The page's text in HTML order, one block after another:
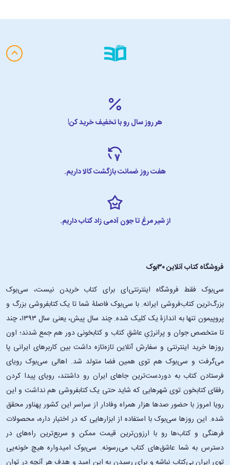
هر روز سال رو با تخفیف خرید کن!
هفت روز ضمانت بازگشت کالا داریم.
از شیر مرغ تا جون آدمی زاد کتاب داریم.
فروشگاه کتاب آنلاین ۳۰بوک
سی‌بوک فقط فروشگاه اینترنتی‌ای برای کتاب خریدن نیست، سی‌بوک
بزرگ‌ترین کتاب‌فروشی ایرانه. با سی‌بوک فاصلۀ شما تا یک کتابفروشی بزرگ و
پروپیمون تنها به اندازۀ یک کلیک شده. چند سال پیش، یعنی سال ۱۳۹۳، چند
تا متخصص جوان و پرانرژیِ عاشقِ کتاب و کتابخونی دور هم جمع شدند؛ اون‌
روزها خرید اینترنتی و سفارش آنلاین تازه‌تازه داشت بین کاربرهای ایرانی پا
می‌گرفت و سی‌بوک هم توی همین فضا متولد شد. اهالی سی‌بوک رویای
فرستادن کتاب به دوردست‌ترین جاهای ایران رو داشتند، رویای پیدا کردن
رفقای کتابخون توی شهرهایی که شاید حتی یک کتابفروشی هم نداشت و این
رویا امروز با حضور صدها هزار همراه وفادار از سراسر این کشور پهناور محقق
شده. این ‌روزها سی‌بوک با استفاده از ابزارهایی که در اختیار داره، محصولات
فرهنگی و کتاب‌ها رو با ارزون‌ترین قیمت ممکن و سریع‌ترین راه‌های در
دسترس به شما عاشق‌های کتاب می‌رسونه. سی‌بوک امیدواره هیچ خونه‌یی